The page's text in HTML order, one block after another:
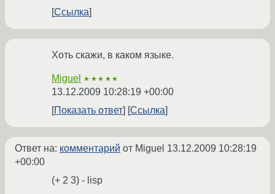
Ссылка
Хоть скажи, в каком языке.
Miguel ★★★★★
13.12.2009 10:28:19 +00:00
Показать ответ
Ссылка
Ответ на: комментарий от Miguel 13.12.2009 10:28:19
+00:00
(+ 2 3) - lisp